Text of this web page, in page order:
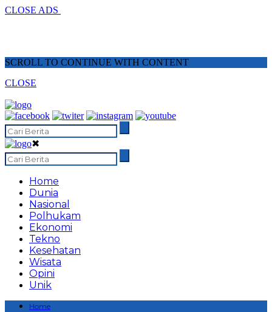
CLOSE ADS
SCROLL TO CONTINUE WITH CONTENT
CLOSE
✖
Home
Dunia
Nasional
Polhukam
Ekonomi
Tekno
Kesehatan
Wisata
Opini
Unik
Home